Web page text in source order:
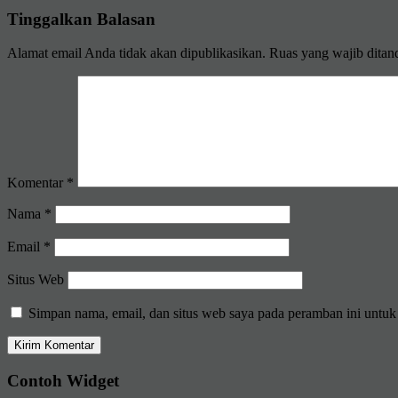
Tinggalkan Balasan
Alamat email Anda tidak akan dipublikasikan. Ruas yang wajib
Komentar *
Nama *
Email *
Situs Web
Simpan nama, email, dan situs web saya pada peramban ini
Contoh Widget